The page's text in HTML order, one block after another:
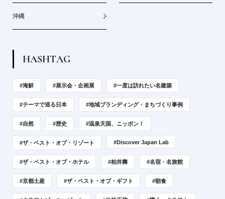
沖縄
HASHTAG
#海鮮 #展示会・企画展 #一度は訪れたい名建築
#テーマで巡る日本 #地域ブランディング・まちづくり事例
#自然 #歴史 #温泉天国、ニッポン！
#ザ・ベスト・オブ・リゾート #Discover Japan Lab
#ザ・ベスト・オブ・ホテル #柏井壽 #名宿・名旅館
#京都土産 #ザ・ベスト・オブ・ギフト #朝食